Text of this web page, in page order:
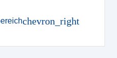
chevron_right